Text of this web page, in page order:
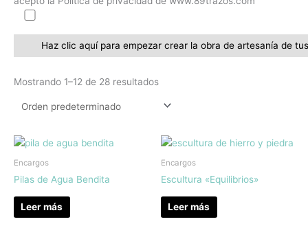
Mostrando 1–12 de 28 resultados
Encargos
Pilas de Agua Bendita
Leer más
Encargos
Escultura «Equilibrios»
Leer más